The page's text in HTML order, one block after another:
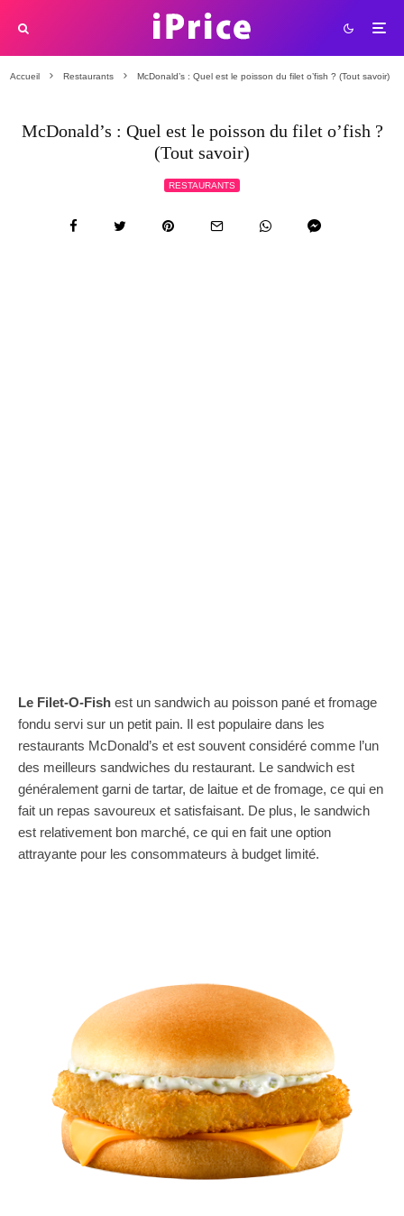
Accueil Restaurants McDonald’s : Quel est le poisson du filet o’fish ? (Tout savoir)
McDonald’s : Quel est le poisson du filet o’fish ?
(Tout savoir)
RESTAURANTS
Le Filet-O-Fish est un sandwich au poisson pané et fromage
fondu servi sur un petit pain. Il est populaire dans les
restaurants McDonald’s et est souvent considéré comme l’un
des meilleurs sandwiches du restaurant. Le sandwich est
généralement garni de tartar, de laitue et de fromage, ce qui en
fait un repas savoureux et satisfaisant. De plus, le sandwich
est relativement bon marché, ce qui en fait une option
attrayante pour les consommateurs à budget limité.